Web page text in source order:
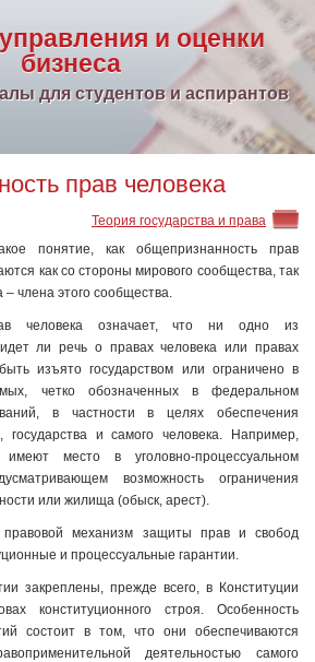
и оценки
бизнеса
для студентов и аспирантов
прав человека
Теория государства и права
понятие, как общепризнанность прав
как со стороны мирового сообщества, так
– члена этого сообщества.
человека означает, что ни одно из
ли речь о правах человека или правах
изъято государством или ограничено в
четко обозначенных в федеральном
в частности в целях обеспечения
государства и самого человека. Например,
место в уголовно-процес­суальном
возможность ограничения
или жилища (обыск, арест).
правовой механизм защиты прав и свобод
и процессуальные гарантии.
закреплены, прежде всего, в Конституции
конституционного строя. Особенность
состоит в том, что они обеспечиваются
деятельностью самого